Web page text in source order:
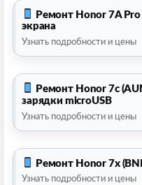
Ремонт Honor 7A
экрана
Узнать подробности и цены
Ремонт Honor 7c
зарядки microUSB
Узнать подробности и цены
Ремонт Honor 7x
Узнать подробности и цены